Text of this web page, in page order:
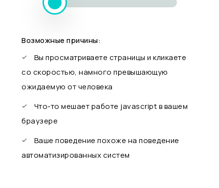
Возможные причины:
Вы просматриваете страницы и кликаете
со скоростью, намного превышающую
ожидаемую от человека
Что-то мешает работе javascript в вашем
браузере
Ваше поведение похоже на поведение
автоматизированных систем